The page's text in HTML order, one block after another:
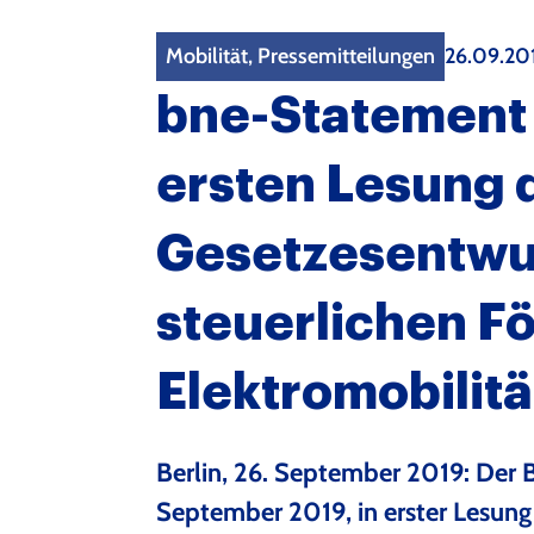
Mobilität, Pressemitteilungen
bne-
ersten Lesung
steuerlichen
Berlin, 26. September 2019: Der
September 2019, in erster